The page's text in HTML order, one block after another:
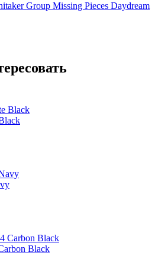
Group Missing Pieces Daydream
Black